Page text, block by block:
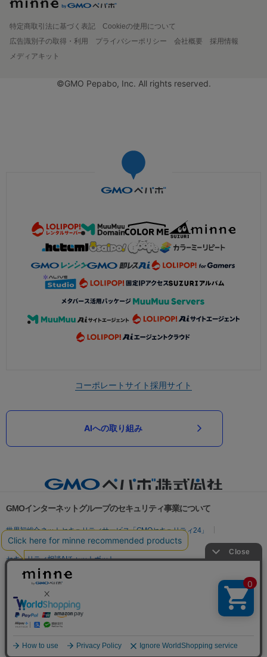
特定商取引法に基づく表記
Cookieの使用について
広告識別子の取得・利用
プライバシーポリシー 会社概要
採用情報
メディアキット
©GMO Pepabo, Inc. All rights reserved.
コーポレートサイト採用サイト
AIへの取り組み
GMOインターネットグループのセキュリティ事業について
世界初総合ネットセキュリティサービス「GMOセキュリティ24」
パスワード漏洩診断
Webサイトリスク診断
セキュリティ相談AIチャットボット
実在証明・盗聴対策
サイバー攻撃対策（GMO Flatt Security）
セキュリティ事業の軌跡